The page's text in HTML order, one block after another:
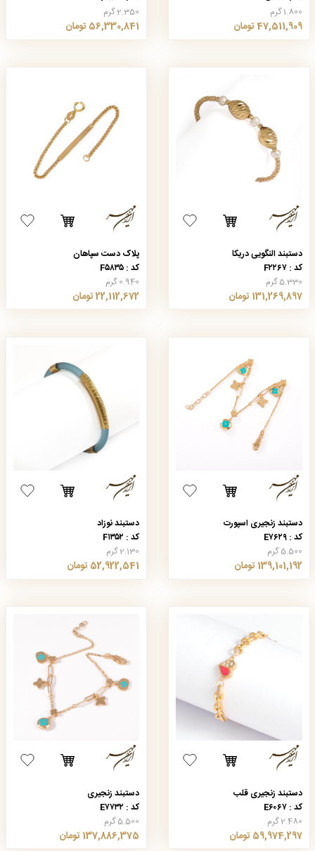
1.800 گرم
47,511,909 تومان
2.350 گرم
56,330,841 تومان
دستبند النگویی دریکا
کد : F۲۲۶۷
5.330 گرم
131,269,897 تومان
پلاک دست سپاهان
کد : F۵۸۳۵
0.940 گرم
22,112,672 تومان
دستبند زنجیری اسپورت
کد : E۷۶۲۹
5.500 گرم
139,101,192 تومان
دستبند نوزاد
کد : F۱۳۵۲
2.130 گرم
52,922,541 تومان
دستبند زنجیری قلب
کد : E۶۰۶۷
2.480 گرم
59,974,297 تومان
دستبند زنجیری
کد : E۷۷۳۲
5.500 گرم
137,886,375 تومان